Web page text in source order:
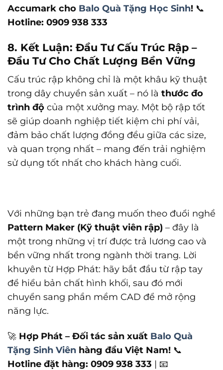
Accumark cho Balo Quà Tặng Học Sinh! 📞
Hotline: 0909 938 333
8. Kết Luận: Đầu Tư Cấu Trúc Rập –
Đầu Tư Cho Chất Lượng Bền Vững
Cấu trúc rập không chỉ là một khâu kỹ thuật
trong dây chuyền sản xuất – nó là thước đo
trình độ của một xưởng may. Một bộ rập tốt
sẽ giúp doanh nghiệp tiết kiệm chi phí vải,
đảm bảo chất lượng đồng đều giữa các size,
và quan trọng nhất – mang đến trải nghiệm
sử dụng tốt nhất cho khách hàng cuối.
Với những bạn trẻ đang muốn theo đuổi nghề
Pattern Maker (Kỹ thuật viên rập) – đây là
một trong những vị trí được trả lương cao và
bền vững nhất trong ngành thời trang. Lời
khuyên từ Hợp Phát: hãy bắt đầu từ rập tay
để hiểu bản chất hình khối, sau đó mới
chuyển sang phần mềm CAD để mở rộng
năng lực.
🚀 Hợp Phát – Đối tác sản xuất Balo Quà
Tặng Sinh Viên hàng đầu Việt Nam! 📞
Hotline đặt hàng: 0909 938 333 | 📧